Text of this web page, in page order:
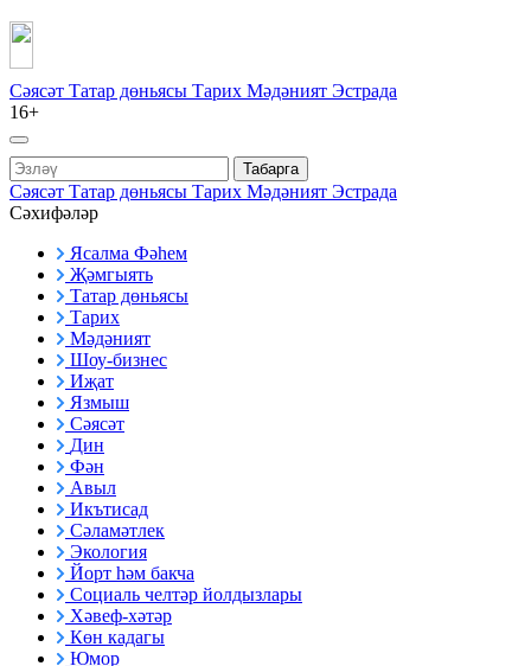
Сәясәт Татар дөньясы Тарих Мәдәният Эстрада
16+
Табарга
Сәясәт Татар дөньясы Тарих Мәдәният Эстрада
Сәхифәләр
Ясалма Фәһем
Җәмгыять
Татар дөньясы
Тарих
Мәдәният
Шоу-бизнес
Иҗат
Язмыш
Сәясәт
Дин
Фән
Авыл
Икътисад
Сәламәтлек
Экология
Йорт һәм бакча
Социаль челтәр йолдызлары
Хәвеф-хәтәр
Көн кадагы
Юмор